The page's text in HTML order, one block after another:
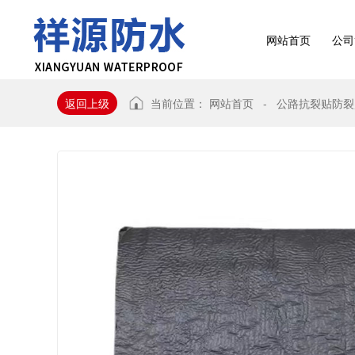
网站首页 公
返回上级 当前位置： 网站首页 - 公路抗裂贴防